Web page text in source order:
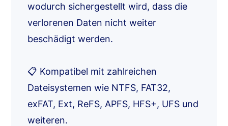
wodurch sichergestellt wird, dass die
verlorenen Daten nicht weiter
beschädigt werden.
📋 Kompatibel mit zahlreichen
Dateisystemen wie NTFS, FAT32,
exFAT, Ext, ReFS, APFS, HFS+, UFS und
weiteren.